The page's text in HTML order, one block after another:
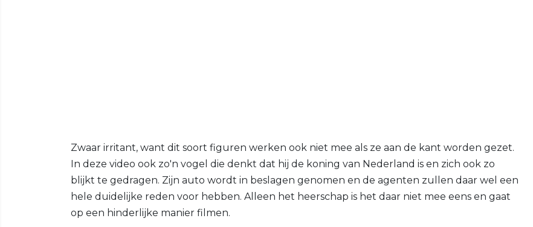
Zwaar irritant, want dit soort figuren werken ook niet mee als ze aan de kant worden gezet.
In deze video ook zo'n vogel die denkt dat hij de koning van Nederland is en zich ook zo
blijkt te gedragen. Zijn auto wordt in beslagen genomen en de agenten zullen daar wel een
hele duidelijke reden voor hebben. Alleen het heerschap is het daar niet mee eens en gaat
op een hinderlijke manier filmen.